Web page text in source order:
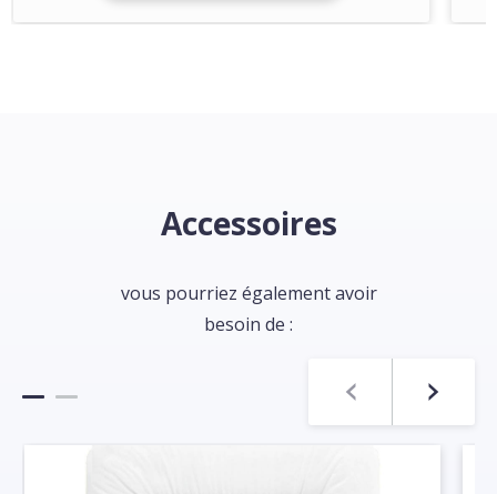
Accessoires
vous pourriez également avoir
besoin de :